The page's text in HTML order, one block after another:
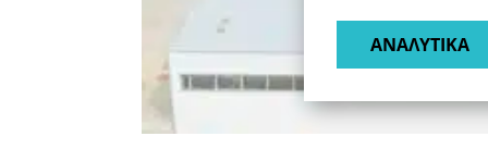
ΑΝΑΛΥΤΙΚΑ​